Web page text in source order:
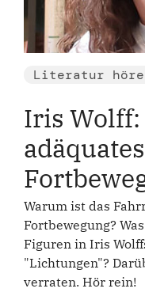
Literatur
Iris Wolff:
Warum ist das
Fortbewegung?
Figuren in Iris
"Lichtungen"?
verraten. Hör rein!